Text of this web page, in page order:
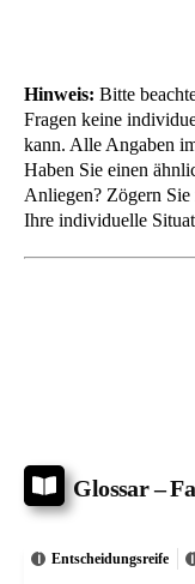
Hinweis: Bitte
Fragen keine
kann. Alle Angaben
Haben Sie einen
Anliegen? Zögern Sie
Ihre individuelle
Glossar –
Entscheidungsreife